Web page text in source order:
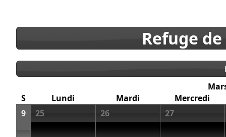
Refuge
S
Lundi Mardi
Mercredi
9
25 26 27